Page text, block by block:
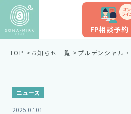
FP相談予約
オン
ライ
TOP お知らせ一覧 プルデンシャル
ニュース
2025.07.01